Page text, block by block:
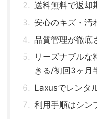
送料無料で返却
安心のキズ・汚
品質管理が徹底
リーズナブルな
きる/初回3ヶ月
Laxusでレンタ
利用手順はシン